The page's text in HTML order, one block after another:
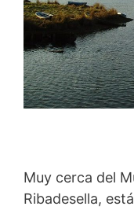
Muy cerca del
Ribadesella,